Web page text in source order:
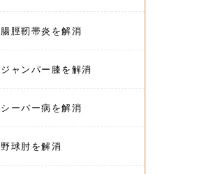
腸脛靭帯炎を解消
ジャンパー膝を解消
シーバー病を解消
野球肘を解消